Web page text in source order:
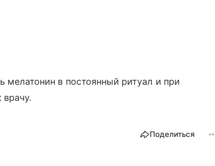
в постоянный ритуал и при
Поделиться